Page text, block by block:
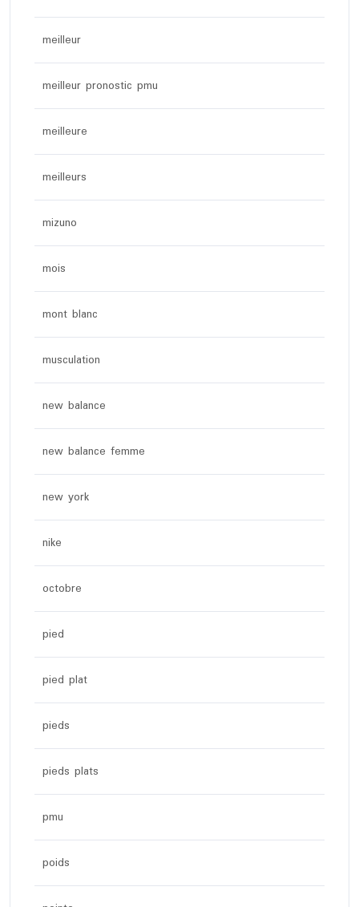
meilleur
meilleur pronostic pmu
meilleure
meilleurs
mizuno
mois
mont blanc
musculation
new balance
new balance femme
new york
nike
octobre
pied
pied plat
pieds
pieds plats
pmu
poids